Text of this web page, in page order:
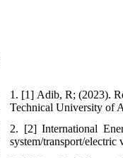
1. [1] Adib, R; (2023).
Technical University of
2. [2] International
system/transport/electric